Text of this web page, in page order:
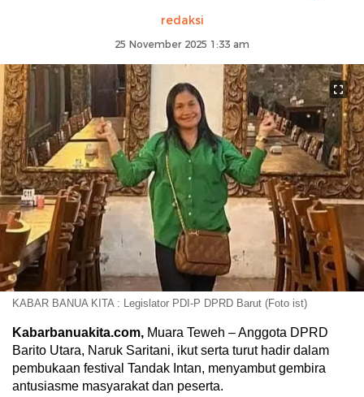
redaksi
25 November 2025 1:33 am
KABAR BANUA KITA : Legislator PDI-P DPRD Barut (Foto ist)
Kabarbanuakita.com, Muara Teweh – Anggota DPRD
Barito Utara, Naruk Saritani, ikut serta turut hadir dalam
pembukaan festival Tandak Intan, menyambut gembira
antusiasme masyarakat dan peserta.